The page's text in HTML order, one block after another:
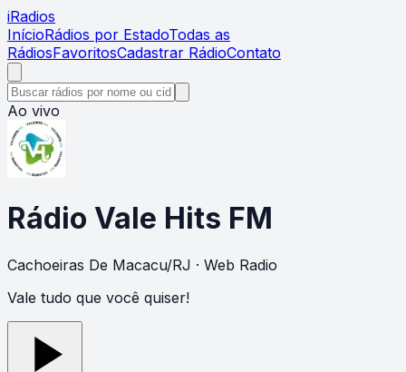
iRadios
InícioRádios por EstadoTodas as
RádiosFavoritosCadastrar RádioContato
Ao vivo
Rádio Vale Hits FM
Cachoeiras De Macacu/RJ · Web Radio
Vale tudo que você quiser!